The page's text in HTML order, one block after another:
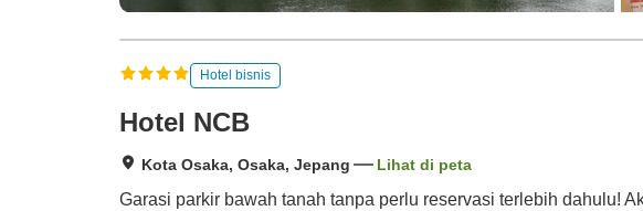
Hotel bisnis
Hotel NCB
Kota Osaka, Osaka, Jepang Lihat di peta
Garasi parkir bawah tanah tanpa perlu reservasi terlebih dahulu!